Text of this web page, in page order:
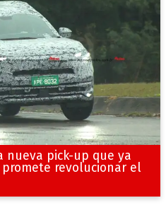
nueva pick-up que ya
revolucionar el